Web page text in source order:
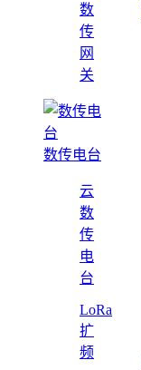
数
传
网
关
数传电台
云
数
传
电
台
LoRa
扩
频